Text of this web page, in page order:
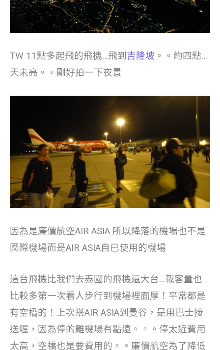
TW 11點多起飛的飛機…飛到 吉隆坡 。。約四點…
天未亮。。剛好拍一下夜景
因為是廉價航空AIR ASIA 所以降落的機場也不是
國際機場而是AIR ASIA自已使用的機場
這台飛機比我們去泰國的飛機還大台…載客量也
比較多第一次看人步行到機場裡面厚！平常都是
有空橋的！上次搭AIR ASIA到曼谷，是用巴士接
送喔，因為停的離機場有點遠。。。停太近費用
太高，空橋也是要費用的。。廉價航空為了降低